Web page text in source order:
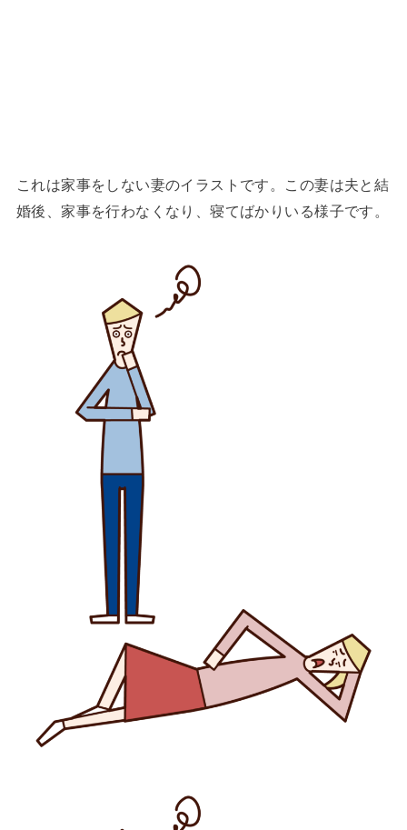
これは家事をしない妻のイラストです。この妻は夫と結
婚後、家事を行わなくなり、寝てばかりいる様子です。